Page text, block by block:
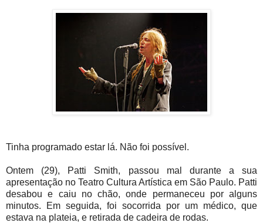
Tinha programado estar lá. Não foi possível.
Ontem (29), Patti Smith, passou mal durante a sua
apresentação no Teatro Cultura Artística em São Paulo. Patti
desabou e caiu no chão, onde permaneceu por alguns
minutos. Em seguida, foi socorrida por um médico, que
estava na plateia, e retirada de cadeira de rodas.